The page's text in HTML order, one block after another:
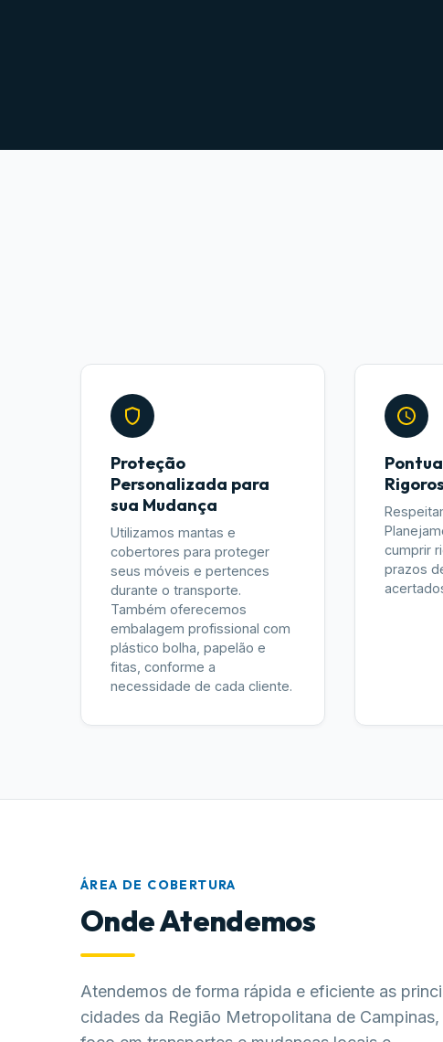
Proteção
Personalizada para
sua Mudança
Utilizamos mantas e
cobertores para proteger
seus móveis e pertences
durante o transporte.
Também oferecemos
embalagem profissional com
plástico bolha, papelão e
fitas, conforme a
necessidade de cada cliente.
cumprir
prazos
ÁREA DE COBERTURA
Onde Atendemos
Atendemos de forma rápida e eficiente as
cidades da Região Metropolitana de Campinas,